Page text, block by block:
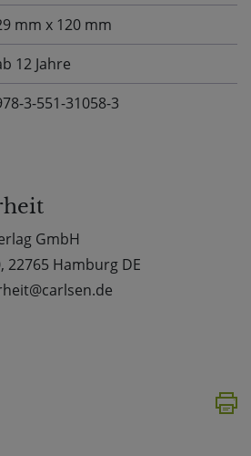
mm x 120 mm
12 Jahre
3-551-31058-3
GmbH
22765 Hamburg DE